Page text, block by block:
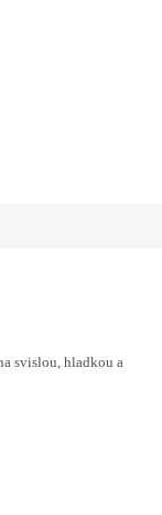
svislou, hladkou a